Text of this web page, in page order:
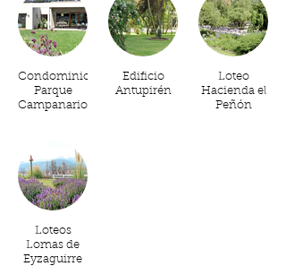
Condominio
Parque
Campanario
Edificio
Antupirén
Loteo
Hacienda el
Peñón
Loteos
Lomas de
Eyzaguirre